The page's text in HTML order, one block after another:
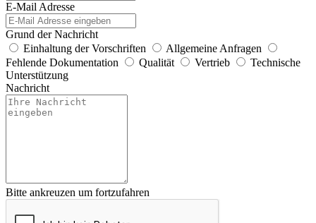
E-Mail Adresse
Grund der Nachricht
Einhaltung der Vorschriften
Allgemeine Anfragen
Fehlende Dokumentation
Qualität Vertrieb
Technische
Unterstützung
Nachricht
Bitte ankreuzen um fortzufahren